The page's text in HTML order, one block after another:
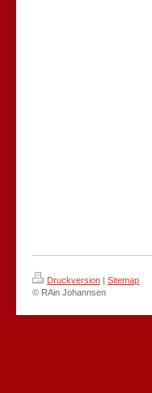
Druckversion | Sitemap
© RAin Johannsen